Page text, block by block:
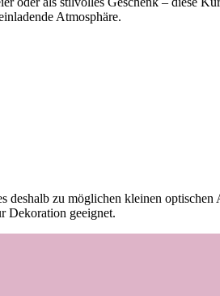
Atmosphäre.
deshalb zu möglichen kleinen
Dekoration geeignet.